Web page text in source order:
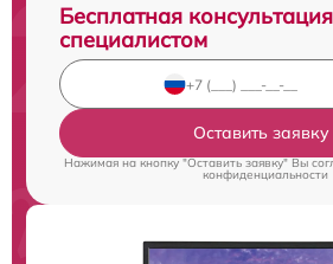
Бесплатная
специалистом
Оставить заявку
Нажимая на кнопку "Оставить заявку" Вы
конфиденциальности